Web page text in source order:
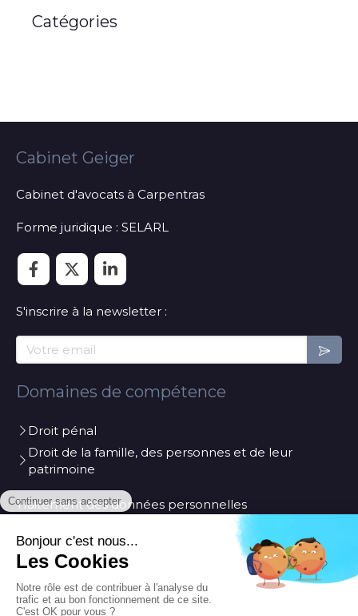
Catégories
Cabinet Geiger
Cabinet d'avocats à Carpentras
Forme juridique : SELARL
S'inscrire à la newsletter :
Votre email
Domaines de compétence
Droit pénal
Droit de la famille, des personnes et de leur
patrimoine
Traitement des données personnelles
Contactez le cabinet
31 Place du colonel Mouret